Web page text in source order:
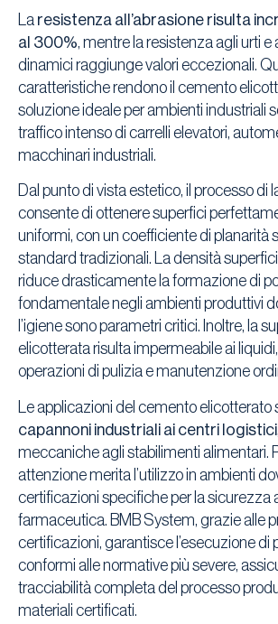
La resistenza all’abrasione risulta
al 300%, mentre la resistenza agli urti e
dinamici raggiunge valori eccezionali.
caratteristiche rendono il cemento
soluzione ideale per ambienti industriali
traffico intenso di carrelli elevatori,
macchinari industriali.
Dal punto di vista estetico, il processo di
consente di ottenere superfici
uniformi, con un coefficiente di planarità
standard tradizionali. La densità
riduce drasticamente la formazione di
fondamentale negli ambienti produttivi
l’igiene sono parametri critici. Inoltre, la
elicotterata risulta impermeabile ai
operazioni di pulizia e manutenzione
Le applicazioni del cemento elicotterato
capannoni industriali ai centri logistici
meccaniche agli stabilimenti alimentari.
attenzione merita l’utilizzo in ambienti
certificazioni specifiche per la sicurezza
farmaceutica. BMB System, grazie alle
certificazioni, garantisce l’esecuzione di
conformi alle normative più severe,
tracciabilità completa del processo
materiali certificati.